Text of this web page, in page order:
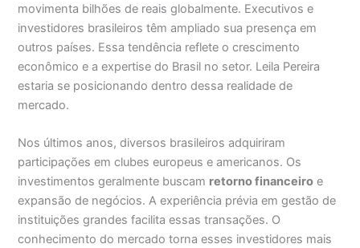
movimenta bilhões de reais globalmente. Executivos e
investidores brasileiros têm ampliado sua presença em
outros países. Essa tendência reflete o crescimento
econômico e a expertise do Brasil no setor. Leila Pereira
estaria se posicionando dentro dessa realidade de
mercado.
Nos últimos anos, diversos brasileiros adquiriram
participações em clubes europeus e americanos. Os
investimentos geralmente buscam retorno financeiro e
expansão de negócios. A experiência prévia em gestão de
instituições grandes facilita essas transações. O
conhecimento do mercado torna esses investidores mais